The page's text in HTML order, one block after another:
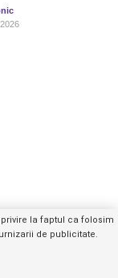
mesaj privat
la faptul ca folosim
de publicitate.